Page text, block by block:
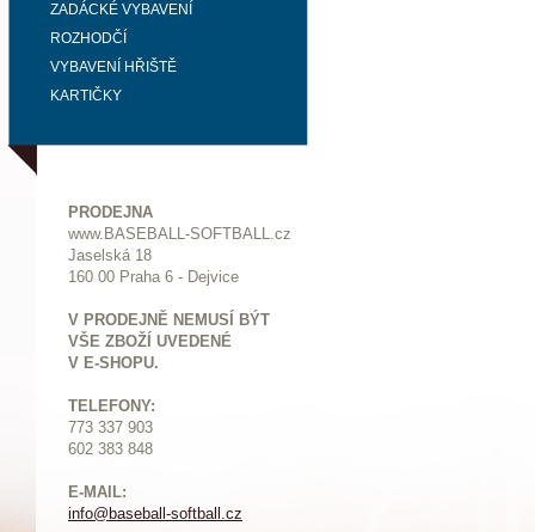
ZADÁCKÉ VYBAVENÍ
ROZHODČÍ
VYBAVENÍ HŘIŠTĚ
KARTIČKY
PRODEJNA
www.BASEBALL-SOFTBALL.cz
Jaselská 18
160 00 Praha 6 - Dejvice
V PRODEJNĚ NEMUSÍ BÝT
VŠE ZBOŽÍ UVEDENÉ
V E-SHOPU.
TELEFONY:
773 337 903
602 383 848
E-MAIL:
info@baseball-softball.cz